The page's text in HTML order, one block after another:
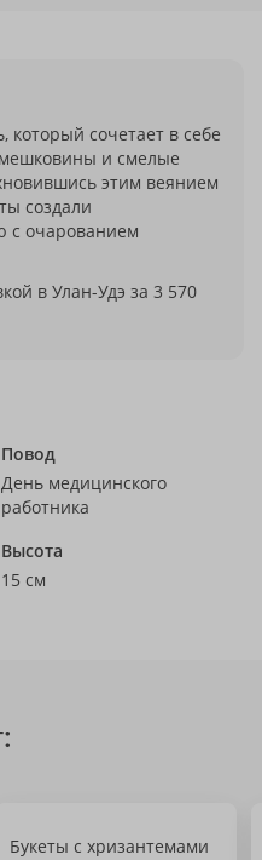
сочетает в себе
мешковины и смелые
этим веянием
создали
с очарованием
в Улан-Удэ за 3 570
Повод
День медицинского
работника
Высота
15 см
Букеты с хризантемами